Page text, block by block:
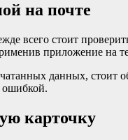
на почте
всего стоит
приложение на
данных, стоит
ошибкой.
карточку